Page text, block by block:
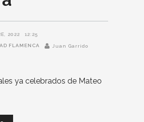
2022 12:25
FLAMENCA Juan Garrido
ya celebrados de Mateo